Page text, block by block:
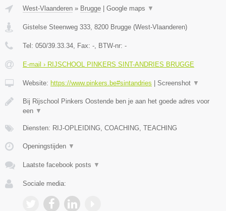
West-Vlaanderen » Brugge Google maps ▼
Gistelse Steenweg 333, 8200 Brugge (West-Vlaanderen)
Tel: 050/39.33.34, Fax: -, BTW-nr: -
E-mail › RIJSCHOOL PINKERS SINT-ANDRIES BRUGGE
Website: https://www.pinkers.be#sintandries Screenshot ▼
Bij Rijschool Pinkers Oostende ben je aan het goede adres voor
een ▼
Diensten: RIJ-OPLEIDING, COACHING, TEACHING
Openingstijden ▼
Laatste facebook posts ▼
Sociale media: